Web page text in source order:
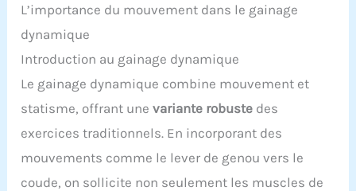
L’importance du mouvement dans le gainage
dynamique
Introduction au gainage dynamique
Le gainage dynamique combine mouvement et
statisme, offrant unevariante robuste des
exercices traditionnels. En incorporant des
mouvements comme le lever de genou vers le
coude, on sollicite non seulement les muscles de